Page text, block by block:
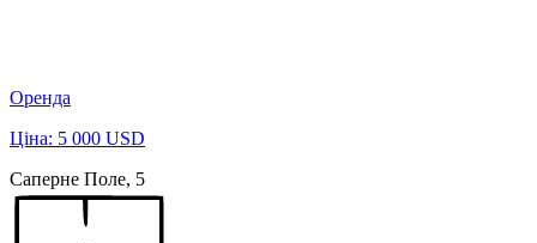
Оренда
Ціна: 5 000 USD
Саперне Поле, 5